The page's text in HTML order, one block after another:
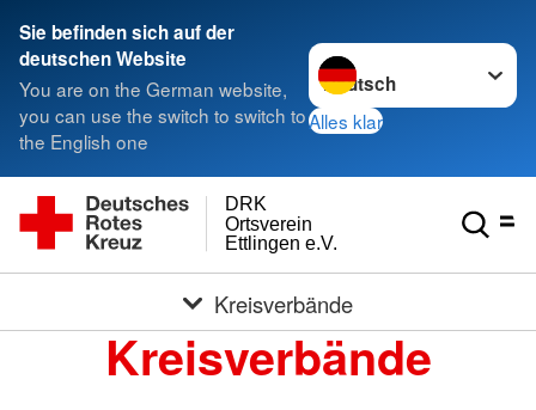
Sie befinden sich auf der
deutschen Website
You are on the German website,
you can use the switch to switch to
the English one
Sprache wechseln zu
Alles klar
Ettlingen e.V.
Ortsverein
DRK
Kreisverbände
Kreisverbände